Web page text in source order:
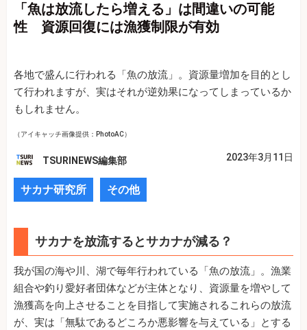
「魚は放流したら増える」は間違いの可能
性 資源回復には漁獲制限が有効
各地で盛んに行われる「魚の放流」。資源量増加を目的とし
て行われますが、実はそれが逆効果になってしまっているか
もしれません。
（アイキャッチ画像提供：PhotoAC）
TSURINEWS編集部 2023年3月11日
サカナ研究所 その他
サカナを放流するとサカナが減る？
我が国の海や川、湖で毎年行われている「魚の放流」。漁業
組合や釣り愛好者団体などが主体となり、資源量を増やして
漁獲高を向上させることを目指して実施されるこれらの放流
が、実は「無駄であるどころか悪影響を与えている」とする